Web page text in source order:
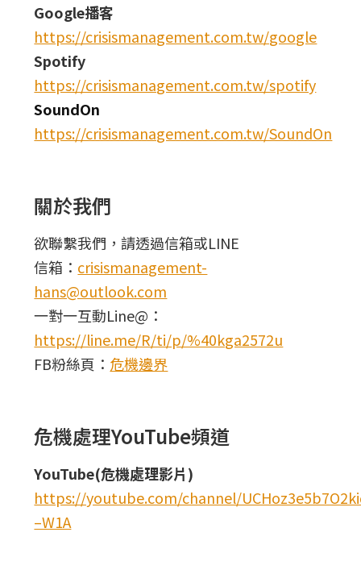
Google播客
https://crisismanagement.com.tw/google
Spotify
https://crisismanagement.com.tw/spotify
SoundOn
https://crisismanagement.com.tw/SoundOn
關於我們
欲聯繫我們，請透過信箱或LINE
信箱： crisismanagement-
hans@outlook.com
一對一互動Line@：
https://line.me/R/ti/p/%40kga2572u
FB粉絲頁： 危機邊界
危機處理YouTube頻道
YouTube(危機處理影片)
https://youtube.com/channel/
–W1A